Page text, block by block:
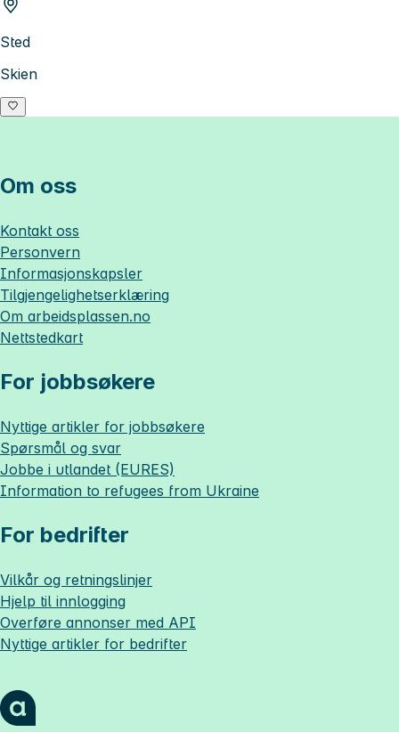
Sted
Skien
Om oss
Kontakt oss
Personvern
Informasjonskapsler
Tilgjengelighetserklæring
Om arbeidsplassen.no
Nettstedkart
For jobbsøkere
Nyttige artikler for jobbsøkere
Spørsmål og svar
Jobbe i utlandet (EURES)
Information to refugees from Ukraine
For bedrifter
Vilkår og retningslinjer
Hjelp til innlogging
Overføre annonser med API
Nyttige artikler for bedrifter